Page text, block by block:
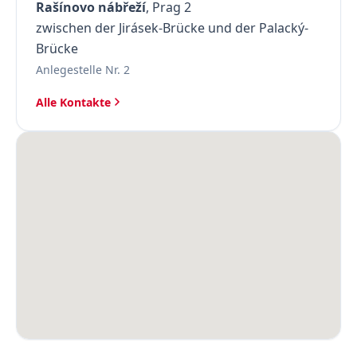
Rašínovo nábřeží, Prag 2
zwischen der Jirásek-Brücke und der Palacký-
Brücke
Anlegestelle Nr. 2
Alle Kontakte